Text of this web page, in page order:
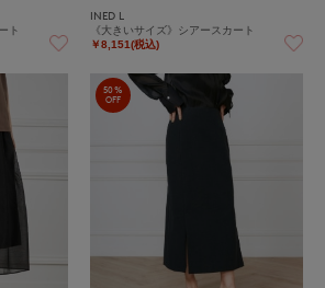
ト
INED L
《大きいサイズ》シアースカート
￥8,151(税込)
50%
OFF